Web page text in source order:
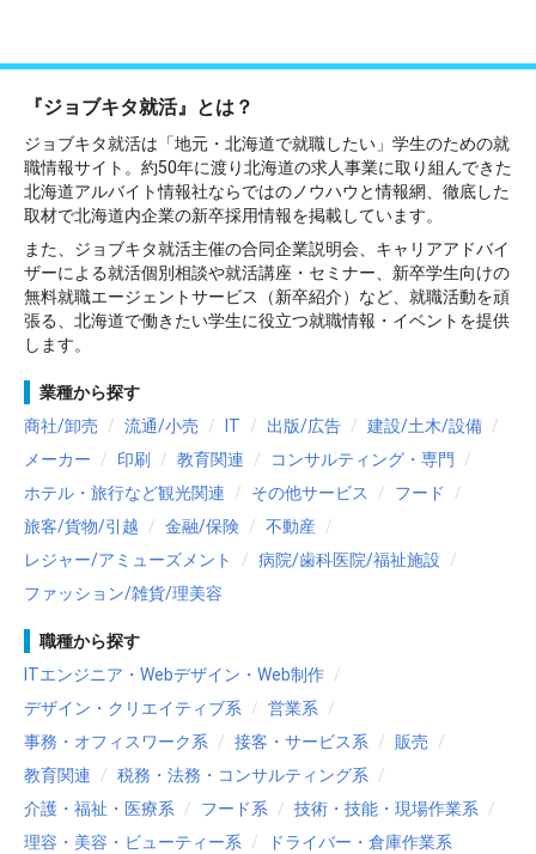
『ジョブキタ就活』とは？
ジョブキタ就活は「地元・北海道で就職したい」学生のための就
職情報サイト。約50年に渡り北海道の求人事業に取り組んできた
北海道アルバイト情報社ならではのノウハウと情報網、徹底した
取材で北海道内企業の新卒採用情報を掲載しています。
また、ジョブキタ就活主催の合同企業説明会、キャリアアドバイ
ザーによる就活個別相談や就活講座・セミナー、新卒学生向けの
無料就職エージェントサービス（新卒紹介）など、就職活動を頑
張る、北海道で働きたい学生に役立つ就職情報・イベントを提供
します。
業種から探す
商社/卸売
流通/小売 IT 出版/広告
建設/土木/設備
メーカー
印刷 教育関連
コンサルティング・専門
ホテル・旅行など観光関連
その他サービス
フード
旅客/貨物/引越
金融/保険
不動産
レジャー/アミューズメント
病院/歯科医院/福祉施設
ファッション/雑貨/理美容
職種から探す
ITエンジニア・Webデザイン・Web制作
デザイン・クリエイティブ系
営業系
事務・オフィスワーク系
接客・サービス系
販売
教育関連
税務・法務・コンサルティング系
介護・福祉・医療系
フード系
技術・技能・現場作業系
理容・美容・ビューティー系
ドライバー・倉庫作業系